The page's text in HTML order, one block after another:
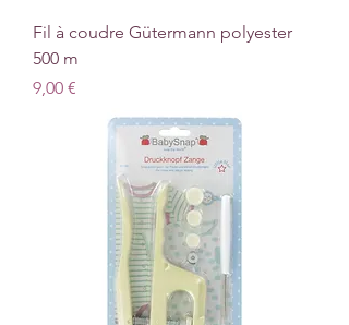
Fil à coudre Gütermann polyester
500 m
Prix
9,00 €